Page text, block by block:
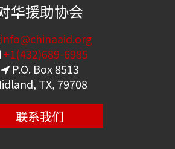
华援助协会
info@chinaaid.org
+1(432)689-6985
P.O. Box 8513
TX, 79708
联系我们